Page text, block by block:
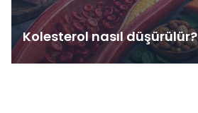
Kolesterol nasıl düşürülür?